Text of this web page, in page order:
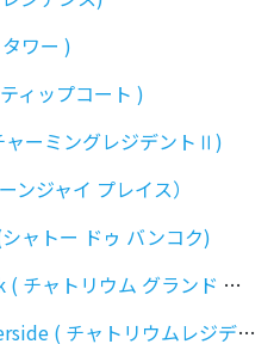
ワー )
ィップコート )
ーミングレジデントⅡ)
ジャイ プレイス）
ャトー ドゥ バンコク)
リウム グランド バンコク )
トリウムレジデンス リバーサイド )